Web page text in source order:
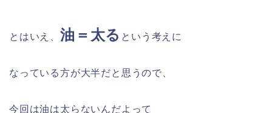
とはいえ、 油＝太る という考えに
なっている方が大半だと思うので、
今回は油は太らないんだよって